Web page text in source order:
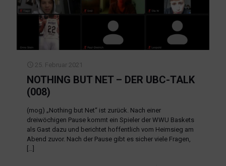
25. Februar 2021
NOTHING BUT NET – DER UBC-TALK
(008)
(mog) „Nothing but Net“ ist zurück. Nach einer
dreiwöchigen Pause kommt ein Spieler der WWU Baskets
als Gast dazu und berichtet hoffentlich vom Heimsieg am
Abend zuvor. Nach der Pause gibt es sicher viele Fragen,
[…]